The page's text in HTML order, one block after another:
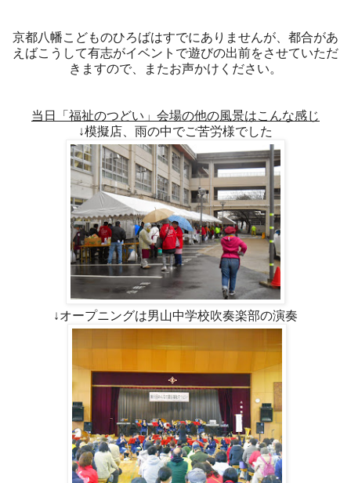
京都八幡こどものひろばはすでにありませんが、都合があ
えばこうして有志がイベントで遊びの出前をさせていただ
きますので、またお声かけください。
当日「福祉のつどい」会場の他の風景はこんな感じ
↓模擬店、雨の中でご苦労様でした
↓オープニングは男山中学校吹奏楽部の演奏